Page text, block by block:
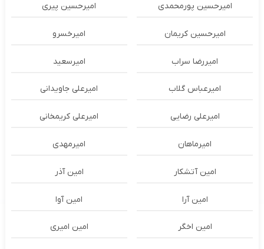
امیرحسین پورمحمدی امیرحسین پیری
امیرحسین کریمان امیرخسرو
امیررضا سراب امیرسعید
امیرعباس گلاب امیرعلی جاویدانی
امیرعلی رضایی امیرعلی کریمخانی
امیرماهان امیرمهدی
امین آتشکار امین آذر
امین آرا امین آوا
امین اخگر امین امیری